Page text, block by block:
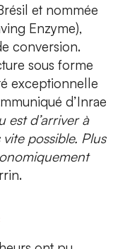
et nommée
Enzyme),
conversion.
sous forme
exceptionnelle
d’Inrae
est d’arriver à
possible. Plus